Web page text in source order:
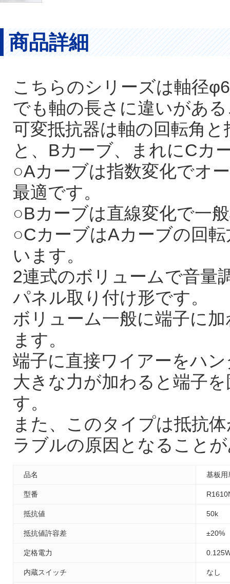
商品詳細
こちらのシリーズは軸径
でも軸の長さに違いがあ
可変抵抗器は軸の回転角
と、Bカーブ、まれにCカ
○Aカーブは指数変化でオ
最適です。
○Bカーブは直線変化で一
○CカーブはAカーブの回
います。
2連式のボリュームで音量
パネル取り付け形です。
ボリューム一般に端子に
ます。
端子に直接ワイアーをハ
大きな力が加わると端子
す。
また、このタイプは抵抗
ラブルの原因となること
品名 基板用
型番
抵抗値 50k
抵抗値許容差 ±20%
定格電力
内蔵スイッチ なし